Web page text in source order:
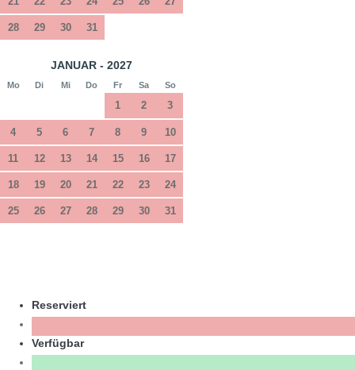
28 29 30 31
JANUAR - 2027
Mo Di Mi Do Fr Sa So
1 2 3
4 5 6 7 8 9 10
11 12 13 14 15 16 17
18 19 20 21 22 23 24
25 26 27 28 29 30 31
Reserviert
Verfügbar